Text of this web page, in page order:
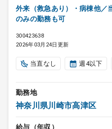
外来（救急あり）・病棟他／
のみの勤務も可
300423638
2026年03月24日更新
当直なし 週4以下
勤務地
神奈川県川崎市高津区
給与（年収）